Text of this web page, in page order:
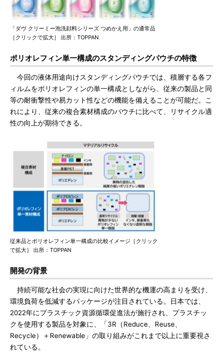
「ダヴ クリーミー泡洗顔料シリーズ つめかえ用」の通常品
［クリックで拡大］ 出所：TOPPAN
ポリオレフィン単一構成のスタンディングパウチの特徴
今回の液体用途向けスタンディングパウチでは、積層する各フ
ィルムをポリオレフィンの単一構成としながら、従来の製品と同
等の耐衝撃性や易カット性などの機能を備えることが可能だ。こ
れにより、従来の複合素材構成のパウチに比べて、リサイクル適
性の向上が期待できる。
従来品とポリオレフィン単一構成の比較イメージ［クリック
で拡大］ 出所：TOPPAN
開発の背景
持続可能な社会の実現に向けた世界的な機運の高まりを受け、
環境負荷を低減するパッケージが注目されている。日本では、
2022年にプラスチック資源循環促進法が施行され、プラスチッ
クを使用する製品を対象に、「3R（Reduce、Reuse、
Recycle）＋Renewable」の取り組みがこれまで以上に重要視さ
れている。